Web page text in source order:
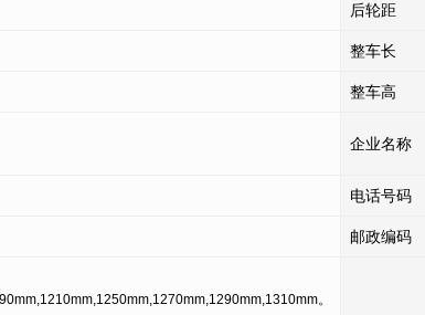
后轮距
整车长
整车高
企业名称
电话号码
邮政编码
。